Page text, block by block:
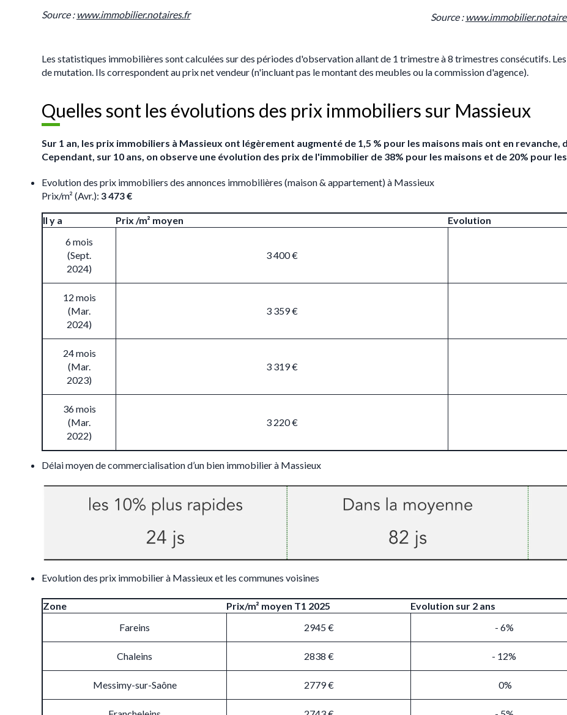
Source : www.immobilier.notaires.fr
Source :
Les statistiques immobilières sont calculées sur des périodes d'observation allant de 1 trimestre à 8 trimestres consécutifs.
de mutation. Ils correspondent au prix net vendeur (n'incluant pas le montant des meubles ou la commission d'agence).
Quelles sont les évolutions des prix immobiliers sur Massieux
Sur 1 an, les prix immobiliers à Massieux ont légèrement augmenté de 1,5 % pour les maisons mais ont en
Cependant, sur 10 ans, on observe une évolution des prix de l'immobilier de 38% pour les maisons et de 20% pour
Evolution des prix immobiliers des annonces immobilières (maison & appartement) à Massieux
Prix/m² (Avr.): 3 473 €
Il y a Prix /m² moyen
Evolution
6 mois
(Sept.
2024)
3 400 €
12 mois
(Mar.
2024)
3 359 €
24 mois
(Mar.
2023)
3 319 €
36 mois
(Mar.
2022)
3 220 €
Délai moyen de commercialisation d’un bien immobilier à Massieux
Evolution des prix immobilier à Massieux et les communes voisines
Zone Prix/m² moyen T1 2025 Evolution sur 2 ans
Fareins
2945 € - 6%
Chaleins 2838 € - 12%
Messimy-sur-Saône 2779 € 0%